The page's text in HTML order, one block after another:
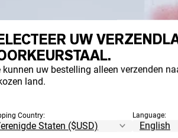
UW
kunnen uw bestelling alleen verzenden
land.
Country: Language: